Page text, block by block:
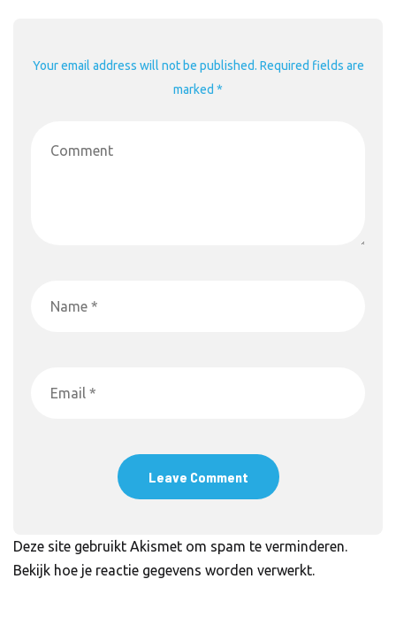
Your email address will not be published. Required fields are
marked *
Deze site gebruikt Akismet om spam te verminderen.
Bekijk hoe je reactie gegevens worden verwerkt.